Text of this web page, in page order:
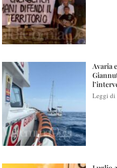
Avaria
Leggi di